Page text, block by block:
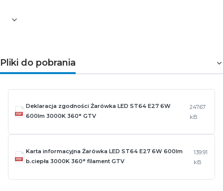
Pliki do pobrania
Deklaracja zgodności Żarówka LED ST64 E27 6W
600lm 3000K 360° GTV
247.67
kB
Karta informacyjna Żarówka LED ST64 E27 6W 600lm
b.ciepła 3000K 360° filament GTV
139.91
kB